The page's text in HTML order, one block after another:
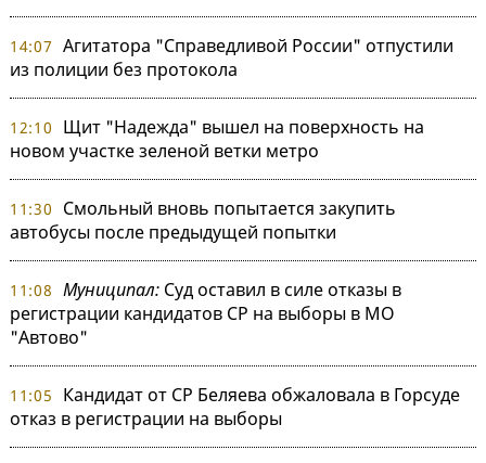
14:07 Агитатора "Справедливой России" отпустили
из полиции без протокола
12:10
Щит "Надежда" вышел на поверхность на
новом участке зеленой ветки метро
11:30
Смольный вновь попытается закупить
автобусы после предыдущей попытки
11:08 Муниципал:Суд оставил в силе отказы в
регистрации кандидатов СР на выборы в МО
"Автово"
11:05
Кандидат от СР Беляева обжаловала в Горсуде
отказ в регистрации на выборы